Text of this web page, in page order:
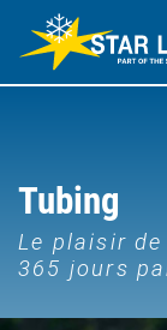
Tubing
Le plaisir
365 jours